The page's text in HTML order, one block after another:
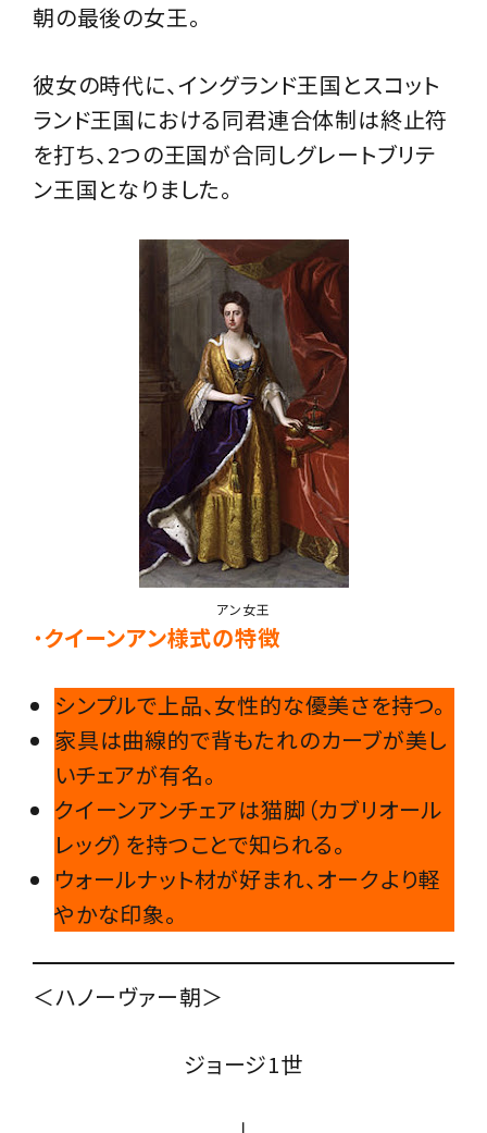
朝の最後の女王。
彼女の時代に、イングランド王国とスコット
ランド王国における同君連合体制は終止符
を打ち、2つの王国が合同しグレートブリテ
ン王国となりました。
アン女王
・クイーンアン様式の特徴
シンプルで上品、女性的な優美さを持つ。
家具は曲線的で背もたれのカーブが美し
いチェアが有名。
クイーンアンチェアは猫脚（カブリオール
レッグ）を持つことで知られる。
ウォールナット材が好まれ、オークより軽
やかな印象。
＜ハノーヴァー朝＞
ジョージ1世